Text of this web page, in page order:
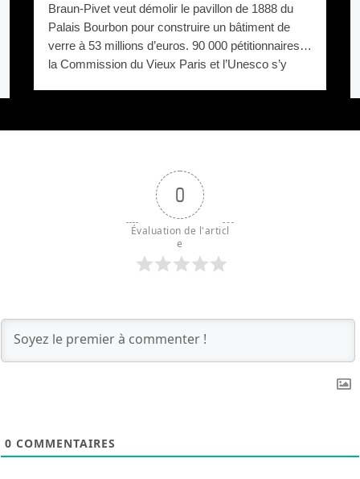
Braun-Pivet veut démolir le pavillon de 1888 du
Palais Bourbon pour construire un bâtiment de
verre à 53 millions d’euros. 90 000 pétitionnaires,
la Commission du Vieux Paris et l’Unesco s’y
0
Évaluation de l'articl
e
0 COMMENTAIRES